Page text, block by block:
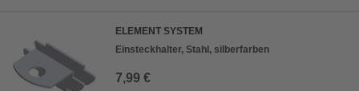
ELEMENT SYSTEM
Einsteckhalter, Stahl, silberfarben
7,99 €